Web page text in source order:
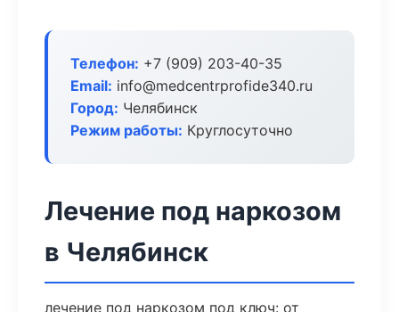
Телефон: +7 (909) 203-40-35
Email: info@medcentrprofide340.ru
Город: Челябинск
Режим работы: Круглосуточно
Лечение под наркозом
в Челябинск
лечение под наркозом под ключ: от